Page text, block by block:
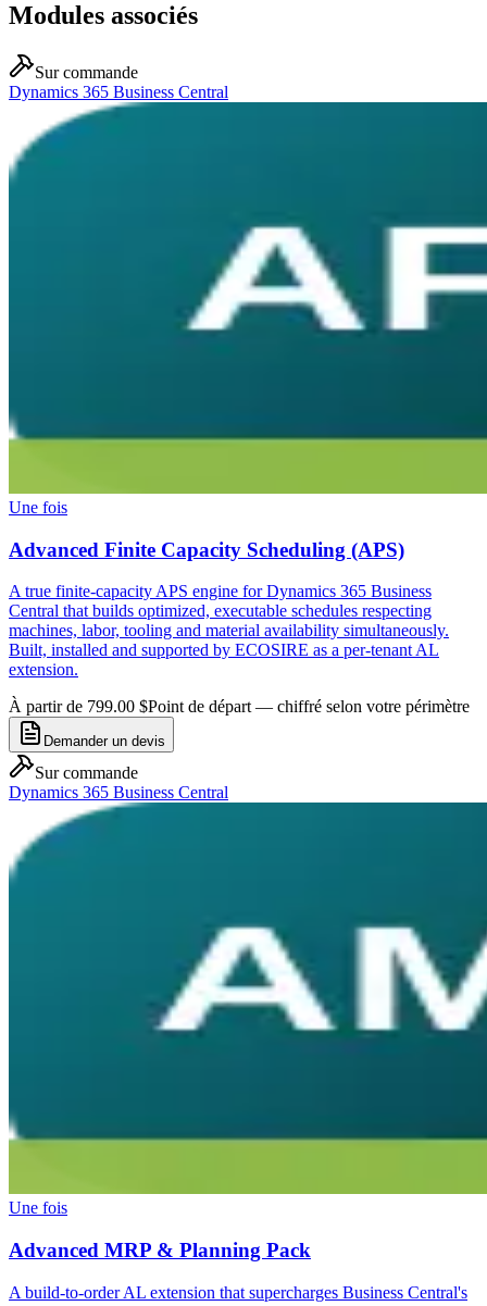
Modules associés
Sur commande
Dynamics 365 Business Central
Une fois
Advanced Finite Capacity Scheduling (APS)
A true finite-capacity APS engine for Dynamics 365 Business
Central that builds optimized, executable schedules respecting
machines, labor, tooling and material availability simultaneously.
Built, installed and supported by ECOSIRE as a per-tenant AL
extension.
À partir de 799.00 $Point de départ — chiffré selon votre périmètre
Demander un devis
Sur commande
Dynamics 365 Business Central
Une fois
Advanced MRP & Planning Pack
A build-to-order AL extension that supercharges Business Central's